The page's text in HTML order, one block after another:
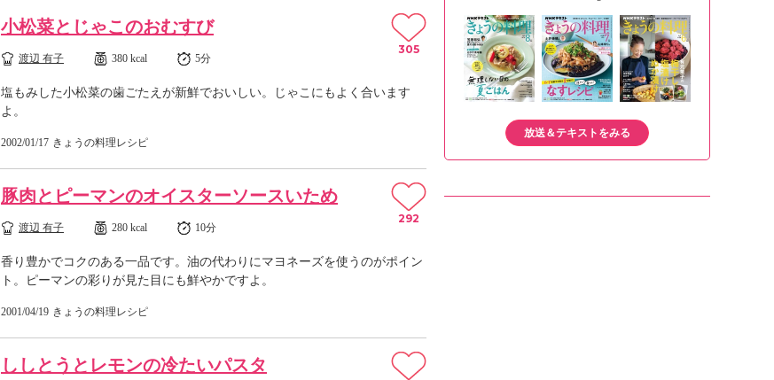
小松菜とじゃこのおむすび
渡辺 有子 380 kcal 5分
塩もみした小松菜の歯ごたえが新鮮でおいしい。じゃこにもよく合います
よ。
2002/01/17 きょうの料理レシピ
305
豚肉とピーマンのオイスターソースいため
渡辺 有子 280 kcal 10分
香り豊かでコクのある一品です。油の代わりにマヨネーズを使うのがポイン
ト。ピーマンの彩りが見た目にも鮮やかですよ。
2001/04/19 きょうの料理レシピ
292
ししとうとレモンの冷たいパスタ
放送＆テキストをみる